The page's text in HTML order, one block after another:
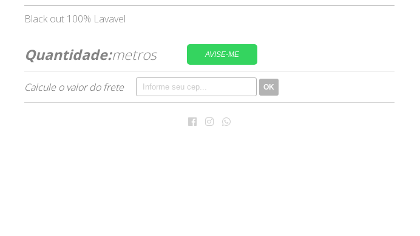
Black out 100% Lavavel
Quantidade:metros AVISE-ME
Calcule o valor do frete OK